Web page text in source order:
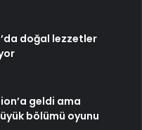
doğal lezzetler
geldi ama
bölümü oyunu